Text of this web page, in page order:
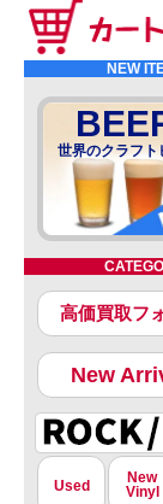
NEW
世界のクラフト
高価買取フ
New
Used
New
Vinyl